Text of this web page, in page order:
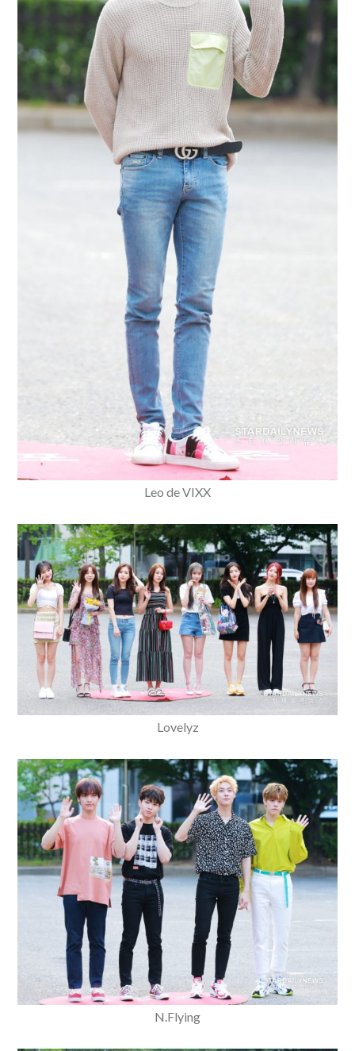
Leo de VIXX
Lovelyz
N.Flying